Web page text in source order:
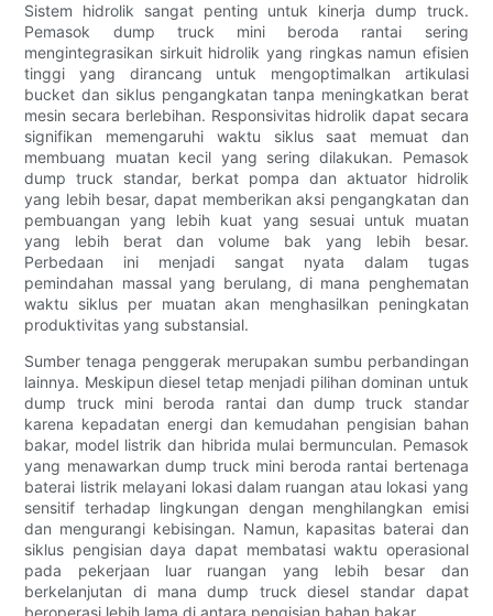
Sistem hidrolik sangat penting untuk kinerja dump truck.
Pemasok dump truck mini beroda rantai sering
mengintegrasikan sirkuit hidrolik yang ringkas namun efisien
tinggi yang dirancang untuk mengoptimalkan artikulasi
bucket dan siklus pengangkatan tanpa meningkatkan berat
mesin secara berlebihan. Responsivitas hidrolik dapat secara
signifikan memengaruhi waktu siklus saat memuat dan
membuang muatan kecil yang sering dilakukan. Pemasok
dump truck standar, berkat pompa dan aktuator hidrolik
yang lebih besar, dapat memberikan aksi pengangkatan dan
pembuangan yang lebih kuat yang sesuai untuk muatan
yang lebih berat dan volume bak yang lebih besar.
Perbedaan ini menjadi sangat nyata dalam tugas
pemindahan massal yang berulang, di mana penghematan
waktu siklus per muatan akan menghasilkan peningkatan
produktivitas yang substansial.
Sumber tenaga penggerak merupakan sumbu perbandingan
lainnya. Meskipun diesel tetap menjadi pilihan dominan untuk
dump truck mini beroda rantai dan dump truck standar
karena kepadatan energi dan kemudahan pengisian bahan
bakar, model listrik dan hibrida mulai bermunculan. Pemasok
yang menawarkan dump truck mini beroda rantai bertenaga
baterai listrik melayani lokasi dalam ruangan atau lokasi yang
sensitif terhadap lingkungan dengan menghilangkan emisi
dan mengurangi kebisingan. Namun, kapasitas baterai dan
siklus pengisian daya dapat membatasi waktu operasional
pada pekerjaan luar ruangan yang lebih besar dan
berkelanjutan di mana dump truck diesel standar dapat